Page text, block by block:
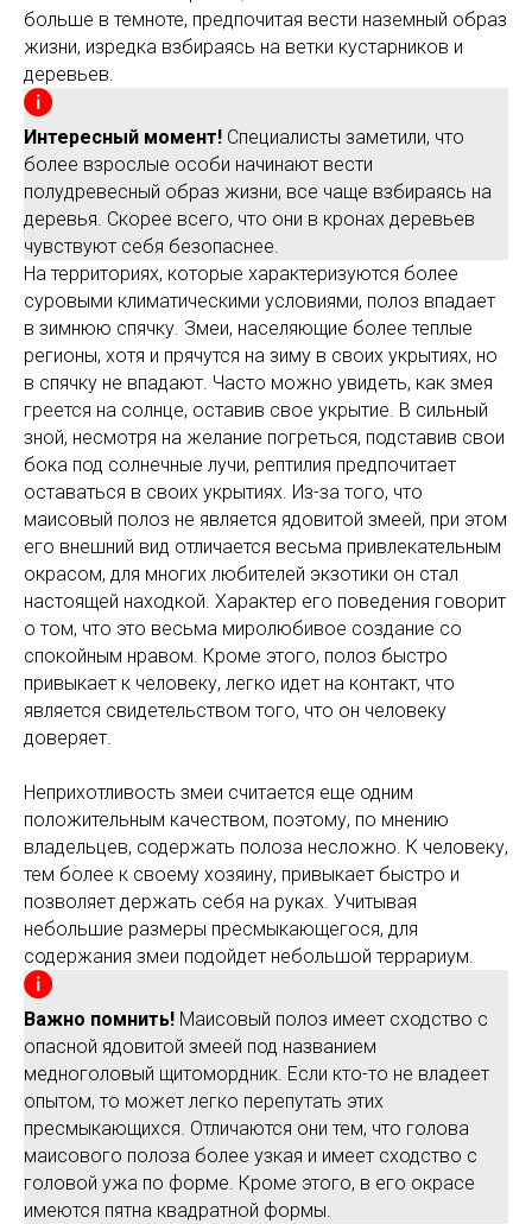
больше в темноте, предпочитая вести наземный образ
жизни, изредка взбираясь на ветки кустарников и
деревьев.
Интересный момент! Специалисты заметили, что
более взрослые особи начинают вести
полудревесный образ жизни, все чаще взбираясь на
деревья. Скорее всего, что они в кронах деревьев
чувствуют себя безопаснее.
На территориях, которые характеризуются более
суровыми климатическими условиями, полоз впадает
в зимнюю спячку. Змеи, населяющие более теплые
регионы, хотя и прячутся на зиму в своих укрытиях, но
в спячку не впадают. Часто можно увидеть, как змея
греется на солнце, оставив свое укрытие. В сильный
зной, несмотря на желание погреться, подставив свои
бока под солнечные лучи, рептилия предпочитает
оставаться в своих укрытиях. Из-за того, что
маисовый полоз не является ядовитой змеей, при этом
его внешний вид отличается весьма привлекательным
окрасом, для многих любителей экзотики он стал
настоящей находкой. Характер его поведения говорит
о том, что это весьма миролюбивое создание со
спокойным нравом. Кроме этого, полоз быстро
привыкает к человеку, легко идет на контакт, что
является свидетельством того, что он человеку
доверяет.
Неприхотливость змеи считается еще одним
положительным качеством, поэтому, по мнению
владельцев, содержать полоза несложно. К человеку,
тем более к своему хозяину, привыкает быстро и
позволяет держать себя на руках. Учитывая
небольшие размеры пресмыкающегося, для
содержания змеи подойдет небольшой террариум.
Важно помнить! Маисовый полоз имеет сходство с
опасной ядовитой змеей под названием
медноголовый щитомордник. Если кто-то не владеет
опытом, то может легко перепутать этих
пресмыкающихся. Отличаются они тем, что голова
маисового полоза более узкая и имеет сходство с
головой ужа по форме. Кроме этого, в его окрасе
имеются пятна квадратной формы.